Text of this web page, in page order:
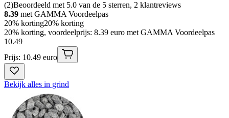
(2)Beoordeeld met 5.0 van de 5 sterren, 2 klantreviews
8.39 met GAMMA Voordeelpas
20% korting20% korting
20% korting, voordeelprijs: 8.39 euro met GAMMA Voordeelpas
10.49
Prijs: 10.49 euro
Bekijk alles in grind